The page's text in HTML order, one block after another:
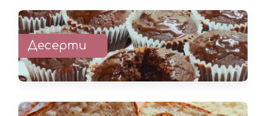
Десерти